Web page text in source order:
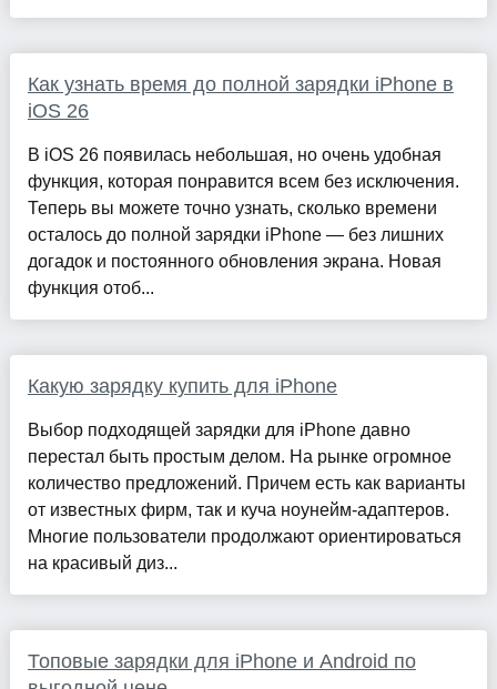
Как узнать время до полной зарядки iPhone в
iOS 26
В iOS 26 появилась небольшая, но очень удобная
функция, которая понравится всем без исключения.
Теперь вы можете точно узнать, сколько времени
осталось до полной зарядки iPhone — без лишних
догадок и постоянного обновления экрана. Новая
функция отоб...
Какую зарядку купить для iPhone
Выбор подходящей зарядки для iPhone давно
перестал быть простым делом. На рынке огромное
количество предложений. Причем есть как варианты
от известных фирм, так и куча ноунейм-адаптеров.
Многие пользователи продолжают ориентироваться
на красивый диз...
Топовые зарядки для iPhone и Android по